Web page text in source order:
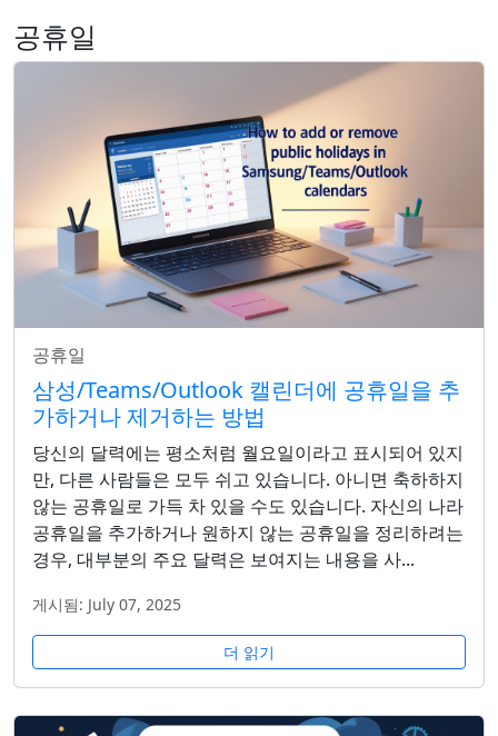
공휴일
공휴일
삼성/Teams/Outlook 캘린더에 공휴일을 추
가하거나 제거하는 방법
당신의 달력에는 평소처럼 월요일이라고 표시되어 있지
만, 다른 사람들은 모두 쉬고 있습니다. 아니면 축하하지
않는 공휴일로 가득 차 있을 수도 있습니다. 자신의 나라
공휴일을 추가하거나 원하지 않는 공휴일을 정리하려는
경우, 대부분의 주요 달력은 보여지는 내용을 사...
게시됨: July 07, 2025
더 읽기